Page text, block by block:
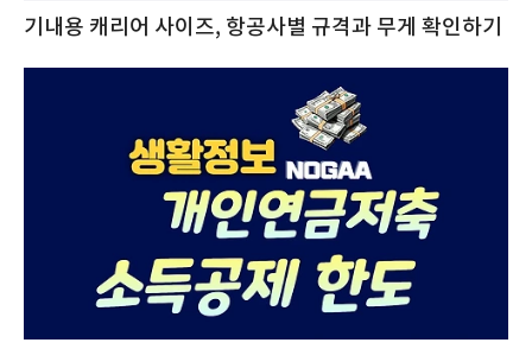
기내용 캐리어 사이즈, 항공사별 규격과 무게 확인하기